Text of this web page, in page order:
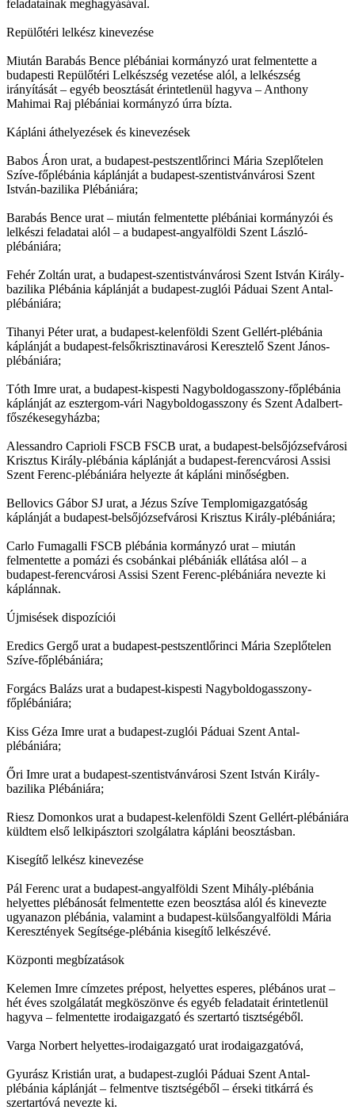
feladatainak meghagyásával.
Repülőtéri lelkész kinevezése
Miután Barabás Bence plébániai kormányzó urat felmentette a
budapesti Repülőtéri Lelkészség vezetése alól, a lelkészség
irányítását – egyéb beosztását érintetlenül hagyva – Anthony
Mahimai Raj plébániai kormányzó úrra bízta.
Kápláni áthelyezések és kinevezések
Babos Áron urat, a budapest-pestszentlőrinci Mária Szeplőtelen
Szíve-főplébánia káplánját a budapest-szentistvánvárosi Szent
István-bazilika Plébániára;
Barabás Bence urat – miután felmentette plébániai kormányzói és
lelkészi feladatai alól – a budapest-angyalföldi Szent László-
plébániára;
Fehér Zoltán urat, a budapest-szentistvánvárosi Szent István Király-
bazilika Plébánia káplánját a budapest-zuglói Páduai Szent Antal-
plébániára;
Tihanyi Péter urat, a budapest-kelenföldi Szent Gellért-plébánia
káplánját a budapest-felsőkrisztinavárosi Keresztelő Szent János-
plébániára;
Tóth Imre urat, a budapest-kispesti Nagyboldogasszony-főplébánia
káplánját az esztergom-vári Nagyboldogasszony és Szent Adalbert-
főszékesegyházba;
Alessandro Caprioli FSCB FSCB urat, a budapest-belsőjózsefvárosi
Krisztus Király-plébánia káplánját a budapest-ferencvárosi Assisi
Szent Ferenc-plébániára helyezte át kápláni minőségben.
Bellovics Gábor SJ urat, a Jézus Szíve Templomigazgatóság
káplánját a budapest-belsőjózsefvárosi Krisztus Király-plébániára;
Carlo Fumagalli FSCB plébánia kormányzó urat – miután
felmentette a pomázi és csobánkai plébániák ellátása alól – a
budapest-ferencvárosi Assisi Szent Ferenc-plébániára nevezte ki
káplánnak.
Újmisések dispozíciói
Eredics Gergő urat a budapest-pestszentlőrinci Mária Szeplőtelen
Szíve-főplébániára;
Forgács Balázs urat a budapest-kispesti Nagyboldogasszony-
főplébániára;
Kiss Géza Imre urat a budapest-zuglói Páduai Szent Antal-
plébániára;
Őri Imre urat a budapest-szentistvánvárosi Szent István Király-
bazilika Plébániára;
Riesz Domonkos urat a budapest-kelenföldi Szent Gellért-plébániára
küldtem első lelkipásztori szolgálatra kápláni beosztásban.
Kisegítő lelkész kinevezése
Pál Ferenc urat a budapest-angyalföldi Szent Mihály-plébánia
helyettes plébánosát felmentette ezen beosztása alól és kinevezte
ugyanazon plébánia, valamint a budapest-külsőangyalföldi Mária
Keresztények Segítsége-plébánia kisegítő lelkészévé.
Központi megbízatások
Kelemen Imre címzetes prépost, helyettes esperes, plébános urat –
hét éves szolgálatát megköszönve és egyéb feladatait érintetlenül
hagyva – felmentette irodaigazgató és szertartó tisztségéből.
Varga Norbert helyettes-irodaigazgató urat irodaigazgatóvá,
Gyurász Kristián urat, a budapest-zuglói Páduai Szent Antal-
plébánia káplánját – felmentve tisztségéből – érseki titkárrá és
szertartóvá nevezte ki.